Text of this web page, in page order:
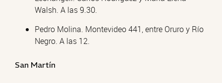
Walsh. A las 9.30.
Pedro Molina. Montevideo 441, entre Oruro y Río
Negro. A las 12.
San Martín